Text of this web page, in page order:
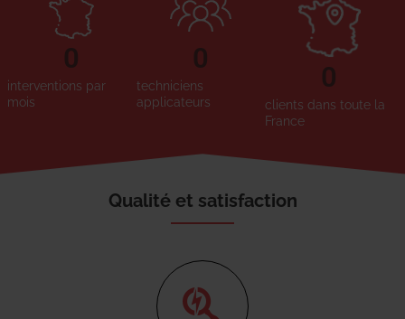
interventions par
mois
0
techniciens
applicateurs
0
clients dans toute la
France
0
Qualité et satisfaction